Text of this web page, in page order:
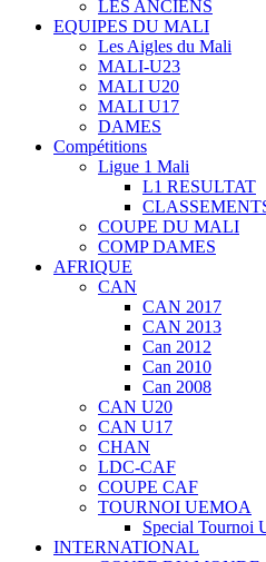
LES ANCIENS
EQUIPES DU MALI
Les Aigles du Mali
MALI-U23
MALI U20
MALI U17
DAMES
Compétitions
Ligue 1 Mali
L1 RESULTAT
COUPE DU MALI
COMP DAMES
AFRIQUE
CAN
CAN 2017
CAN 2013
Can 2012
Can 2010
Can 2008
CAN U20
CAN U17
CHAN
LDC-CAF
COUPE CAF
TOURNOI UEMOA
Special Tournoi
INTERNATIONAL